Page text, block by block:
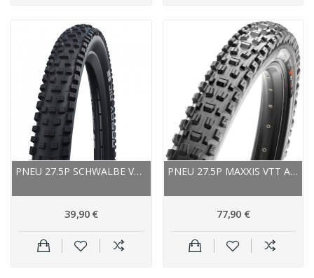
PNEU 27.5P SCHWALBE VTT NOBBY NIC PERFORMANCE...
39,90 €
PNEU 27.5P MAXXIS VTT ASSEGAI 3C MAXX GRIP...
77,90 €